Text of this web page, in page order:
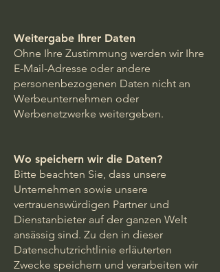
Weitergabe Ihrer Daten
Ohne Ihre Zustimmung werden wir Ihre
E-Mail-Adresse oder andere
personenbezogenen Daten nicht an
Werbeunternehmen oder
Werbenetzwerke weitergeben.
Wo speichern wir die Daten?
Bitte beachten Sie, dass unsere
Unternehmen sowie unsere
vertrauenswürdigen Partner und
Dienstanbieter auf der ganzen Welt
ansässig sind. Zu den in dieser
Datenschutzrichtlinie erläuterten
Zwecke speichern und verarbeiten wir